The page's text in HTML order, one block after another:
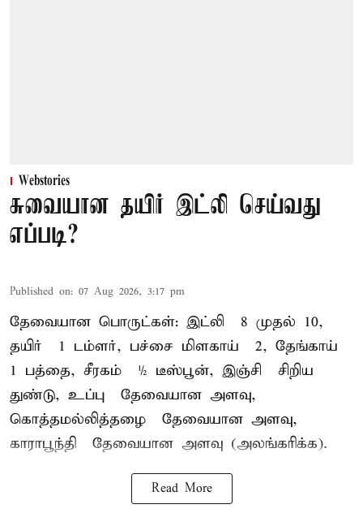
Webstories
சுவையான தயிர் இட்லி செய்வது
எப்படி?
Published on: 07 Aug 2026, 3:17 pm
தேவையான பொருட்கள்: இட்லி – 8 முதல் 10,
தயிர் – 1 டம்ளர், பச்சை மிளகாய் – 2, தேங்காய் –
1 பத்தை, சீரகம் – ½ டீஸ்பூன், இஞ்சி – சிறிய
துண்டு, உப்பு – தேவையான அளவு,
கொத்தமல்லித்தழை – தேவையான அளவு,
காராபூந்தி – தேவையான அளவு (அலங்கரிக்க).
Read More